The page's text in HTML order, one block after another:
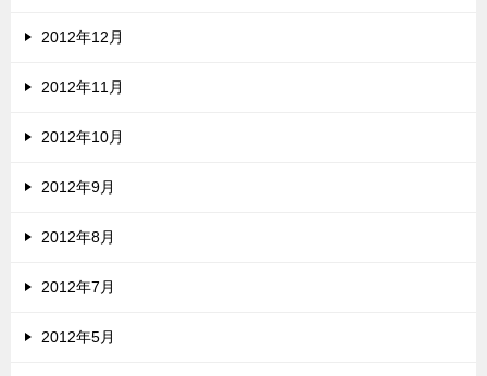
2012年12月
2012年11月
2012年10月
2012年9月
2012年8月
2012年7月
2012年5月